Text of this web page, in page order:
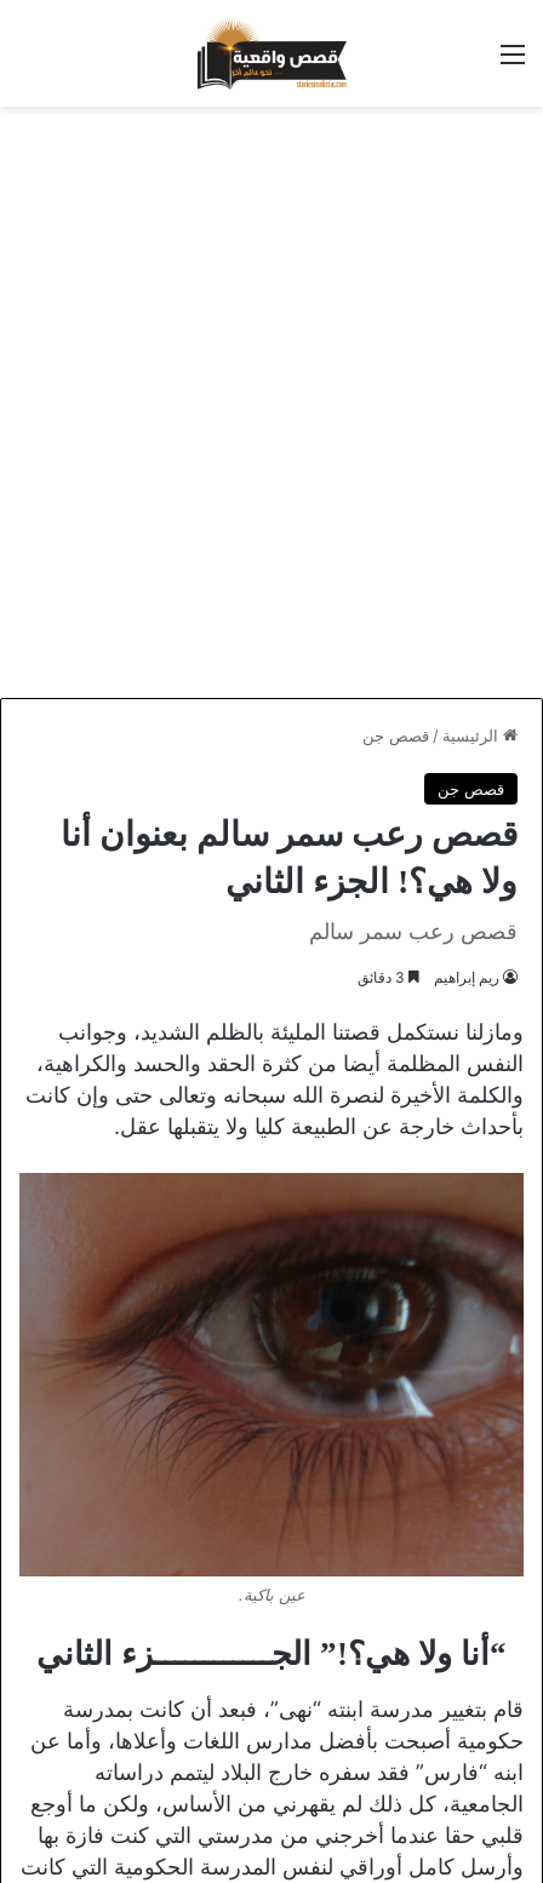
القائمة
الرئيسية / قصص جن
قصص جن
قصص رعب سمر سالم بعنوان أنا
ولا هي؟! الجزء الثاني
قصص رعب سمر سالم
ريم إبراهيم
ومازلنا نستكمل قصتنا المليئة بالظلم الشديد، وجوانب
النفس المظلمة أيضا من كثرة الحقد والحسد والكراهية،
والكلمة الأخيرة لنصرة الله سبحانه وتعالى حتى وإن كانت
بأحداث خارجة عن الطبيعة كليا ولا يتقبلها عقل.
عين باكية.
“أنا ولا هي؟!” الجــــــــــــزء الثاني
قام بتغيير مدرسة ابنته “نهى”، فبعد أن كانت بمدرسة
حكومية أصبحت بأفضل مدارس اللغات وأعلاها، وأما عن
ابنه “فارس” فقد سفره خارج البلاد ليتمم دراساته
الجامعية، كل ذلك لم يقهرني من الأساس، ولكن ما أوجع
قلبي حقا عندما أخرجني من مدرستي التي كنت فازة بها
وأرسل كامل أوراقي لنفس المدرسة الحكومية التي كانت